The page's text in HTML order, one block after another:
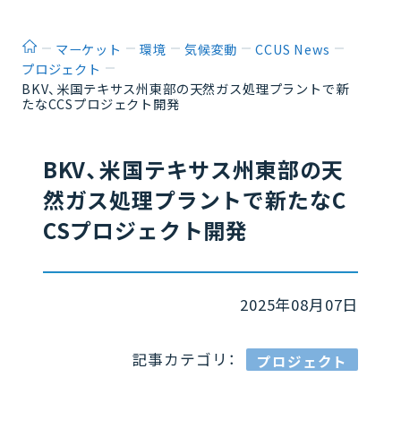
ホームマーケット 環境 気候変動
CCUS News
プロジェクト
BKV、米国テキサス州東部の天然ガス処理プラントで新
たなCCSプロジェクト開発
BKV、米国テキサス州東部の天
然ガス処理プラントで新たなC
CSプロジェクト開発
2025年08月07日
記事カテゴリ： プロジェクト